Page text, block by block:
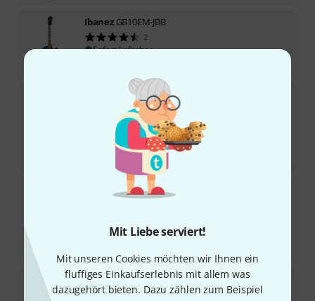
Mit Liebe serviert!
Mit unseren Cookies möchten wir Ihnen ein
fluffiges Einkaufserlebnis mit allem was
dazugehört bieten. Dazu zählen zum Beispiel
Ibanez GB10EM-JBB
2
Sofort lieferbar
AF95-DA B-Stock
Sofort lieferbar
30-Tage-Bestpreis
LGB30-VYS B-Stock
1.111€
Ibanez AF95FM-AYS B-Stock